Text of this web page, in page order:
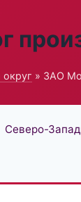
» ЗАО
Северо-